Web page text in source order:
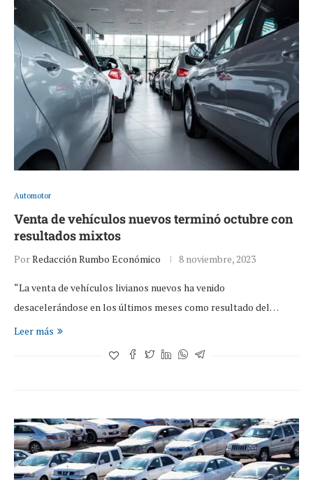
Automotor
Venta de vehículos nuevos terminó octubre con
resultados mixtos
PorRedacción Rumbo Económico 8 noviembre, 2023
“La venta de vehículos livianos nuevos ha venido
desacelerándose en los últimos meses como resultado del…
Leer más